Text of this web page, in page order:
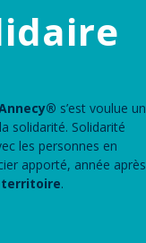
s’est voulue un
solidarité. Solidarité
les personnes en
apporté, année après
territoire.